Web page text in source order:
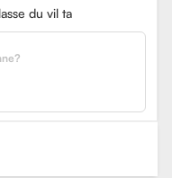
du vil ta